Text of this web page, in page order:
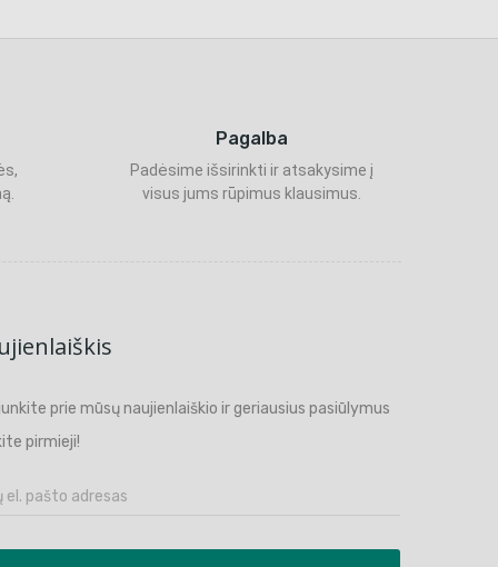
Pagalba
Padėsime išsirinkti ir atsakysime į
visus jums rūpimus klausimus.
prie mūsų naujienlaiškio ir geriausius pasiūlymus
pirmieji!